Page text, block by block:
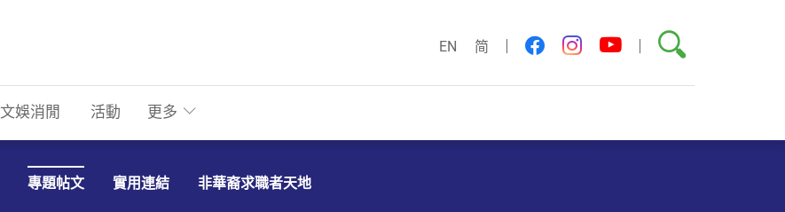
EN 简 facebookinstagram
youtube
搜尋
文娛消閒 活動 更多
專題帖文 實用連結 非華裔求職者天地